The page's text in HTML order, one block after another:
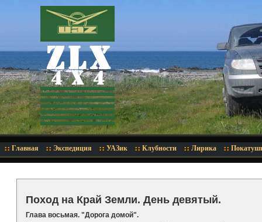
Главная Экспедиция УАЗик Клубности Лирика
Поход на Край Земли. День девятый.
Глава восьмая. "Дорога домой".